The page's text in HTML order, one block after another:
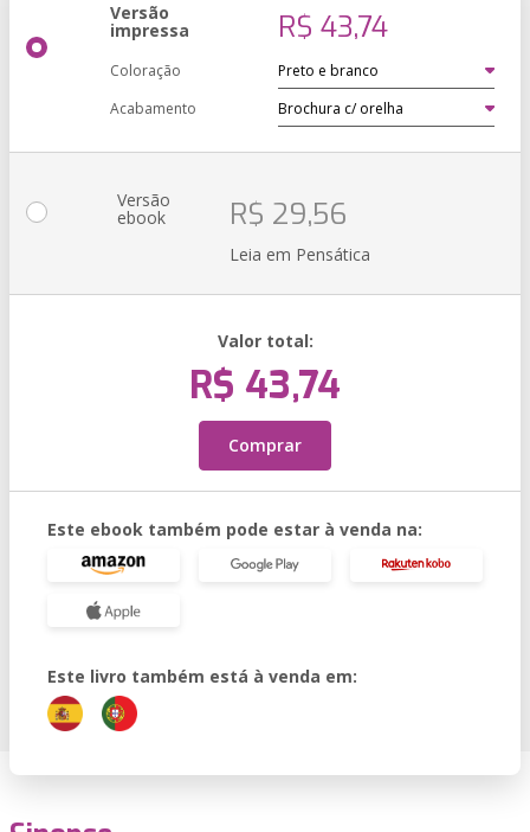
Versão
impressa R$ 43,74
Coloração
Acabamento
Versão
ebook R$ 29,56
Leia em Pensática
Valor total:
R$ 43,74
Comprar
Este ebook também pode estar à venda na:
Este livro também está à venda em: